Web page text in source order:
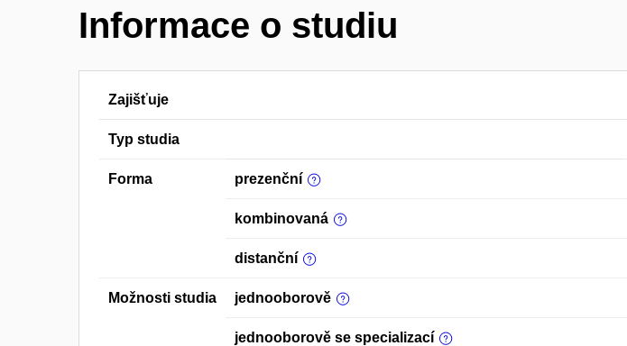
Informace o studiu
Zajišťuje
Typ studia
Forma prezenční
kombinovaná
distanční
Možnosti studia jednooborově
jednooborově se specializací